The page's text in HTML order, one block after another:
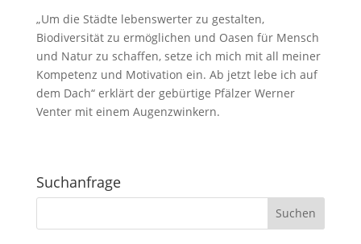
„Um die Städte lebenswerter zu gestalten,
Biodiversität zu ermöglichen und Oasen für Mensch
und Natur zu schaffen, setze ich mich mit all meiner
Kompetenz und Motivation ein. Ab jetzt lebe ich auf
dem Dach“ erklärt der gebürtige Pfälzer Werner
Venter mit einem Augenzwinkern.
Suchanfrage